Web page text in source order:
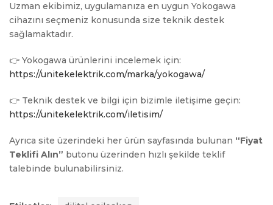
Uzman ekibimiz, uygulamanıza en uygun Yokogawa
cihazını seçmeniz konusunda size teknik destek
sağlamaktadır.
👉 Yokogawa ürünlerini incelemek için:
https://unitekelektrik.com/marka/yokogawa/
👉 Teknik destek ve bilgi için bizimle iletişime geçin:
https://unitekelektrik.com/iletisim/
Ayrıca site üzerindeki her ürün sayfasında bulunan “Fiyat
Teklifi Alın” butonu üzerinden hızlı şekilde teklif
talebinde bulunabilirsiniz.